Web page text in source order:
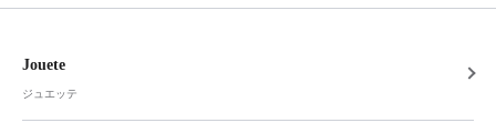
Jouete
ジュエッテ